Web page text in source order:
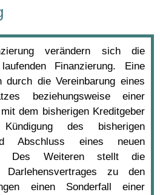
verändern sich die
Finanzierung. Eine
durch die Vereinbarung eines
beziehungsweise einer
dem bisherigen Kreditgeber
des bisherigen
Abschluss eines neuen
Des Weiteren stellt die
Darlehensvertrages zu den
einen Sonderfall einer